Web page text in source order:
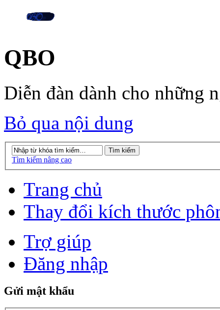
QBO
Diễn đàn dành cho những
Bỏ qua nội dung
Tìm kiếm nâng cao
Trang chủ
Thay đổi kích thước
Trợ giúp
Đăng nhập
Gửi mật khẩu